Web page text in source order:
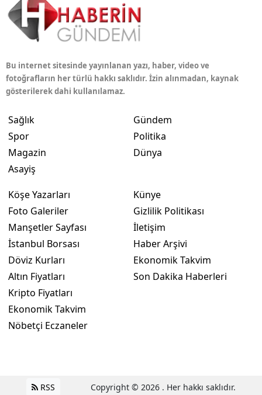
Bu internet sitesinde yayınlanan yazı, haber, video ve
fotoğrafların her türlü hakkı saklıdır. İzin alınmadan, kaynak
gösterilerek dahi kullanılamaz.
Sağlık
Spor
Magazin
Asayiş
Gündem
Politika
Dünya
Köşe Yazarları
Foto Galeriler
Manşetler Sayfası
İstanbul Borsası
Döviz Kurları
Altın Fiyatları
Kripto Fiyatları
Ekonomik Takvim
Nöbetçi Eczaneler
Künye
Gizlilik Politikası
İletişim
Haber Arşivi
Ekonomik Takvim
Son Dakika Haberleri
RSS Copyright © 2026 . Her hakkı saklıdır.